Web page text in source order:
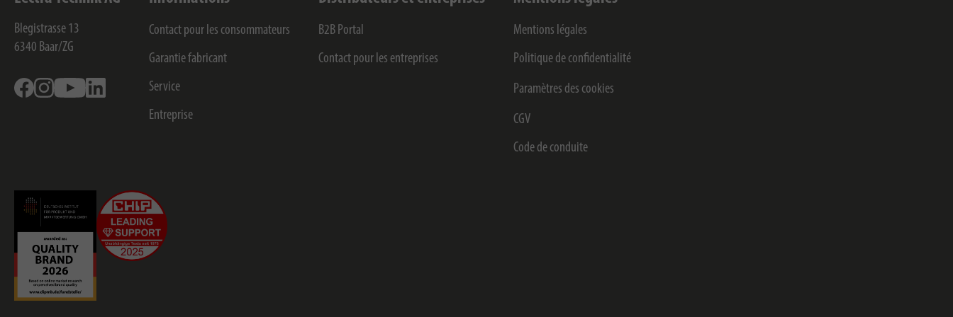
Blegistrasse 13
6340 Baar/ZG
FacebookInstagramYoutube
Contact pour les consommateurs
Garantie fabricant
Service
Entreprise
B2B Portal
Contact pour les entreprises
Mentions légales
Politique de confidentialité
Paramètres des cookies
CGV
Code de conduite